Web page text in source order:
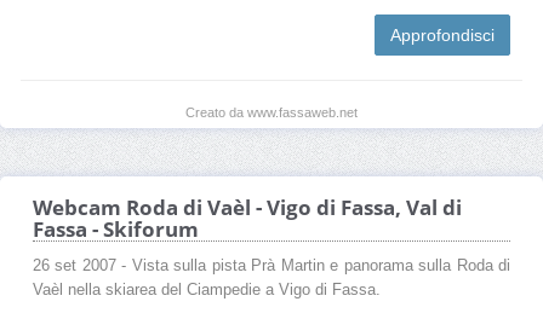
Approfondisci
Creato da www.fassaweb.net
Webcam Roda di Vaèl - Vigo di Fassa, Val di
Fassa - Skiforum
26 set 2007 - Vista sulla pista Prà Martin e panorama sulla Roda di
Vaèl nella skiarea del Ciampedie a Vigo di Fassa.